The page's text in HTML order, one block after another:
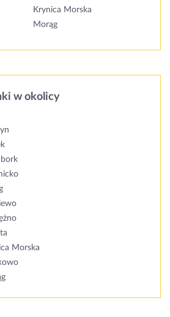
Krynica Morska
Morąg
w okolicy
Morska